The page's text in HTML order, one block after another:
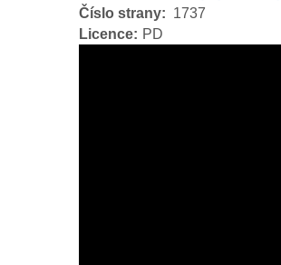
Číslo strany
1737
Licence
PD